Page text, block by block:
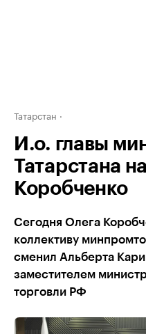
Татарстан
И.о. главы
Татарстана
Коробченко
Сегодня Олега
коллективу
сменил Альберта
заместителем
торговли РФ